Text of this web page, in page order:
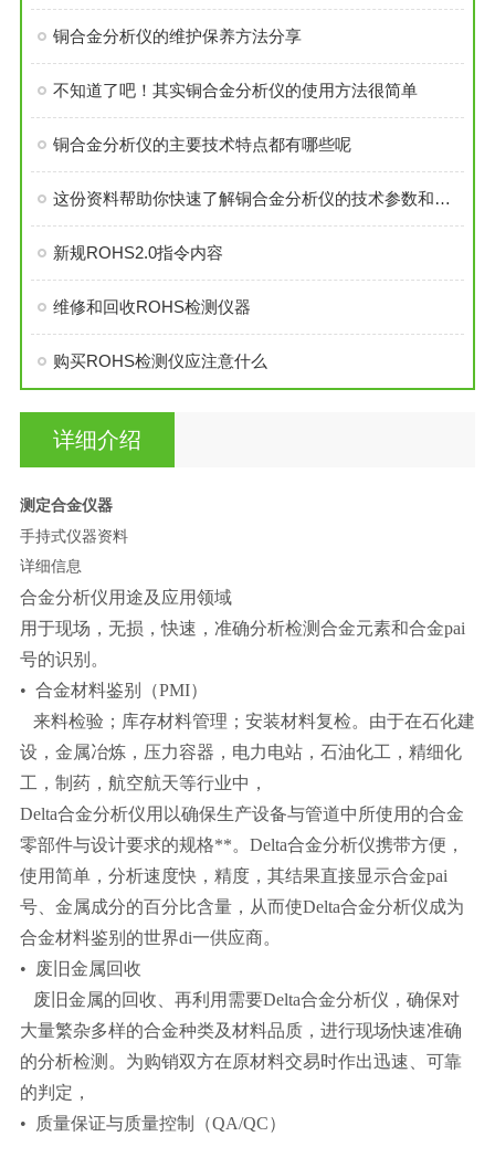
铜合金分析仪的维护保养方法分享
不知道了吧！其实铜合金分析仪的使用方法很简单
铜合金分析仪的主要技术特点都有哪些呢
这份资料帮助你快速了解铜合金分析仪的技术参数和主要特点
新规ROHS2.0指令内容
维修和回收ROHS检测仪器
购买ROHS检测仪应注意什么
详细介绍
测定合金仪器
手持式仪器资料
详细信息
合金分析仪用途及应用领域
用于现场，无损，快速，准确分析检测合金元素和合金pai
号的识别。
• 合金材料鉴别（PMI）
来料检验；库存材料管理；安装材料复检。由于在石化建
设，金属冶炼，压力容器，电力电站，石油化工，精细化
工，制药，航空航天等行业中，
Delta合金分析仪用以确保生产设备与管道中所使用的合金
零部件与设计要求的规格**。Delta合金分析仪携带方便，
使用简单，分析速度快，精度，其结果直接显示合金pai
号、金属成分的百分比含量，从而使Delta合金分析仪成为
合金材料鉴别的世界di一供应商。
• 废旧金属回收
废旧金属的回收、再利用需要Delta合金分析仪，确保对
大量繁杂多样的合金种类及材料品质，进行现场快速准确
的分析检测。为购销双方在原材料交易时作出迅速、可靠
的判定，
• 质量保证与质量控制（QA/QC）